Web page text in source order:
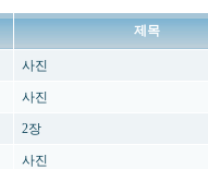
제목
사진
사진
2장
사진